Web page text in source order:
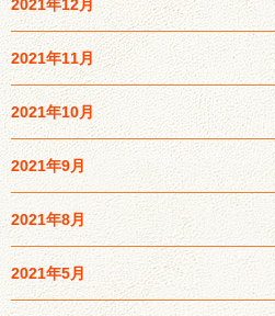
2021年12月
2021年11月
2021年10月
2021年9月
2021年8月
2021年5月